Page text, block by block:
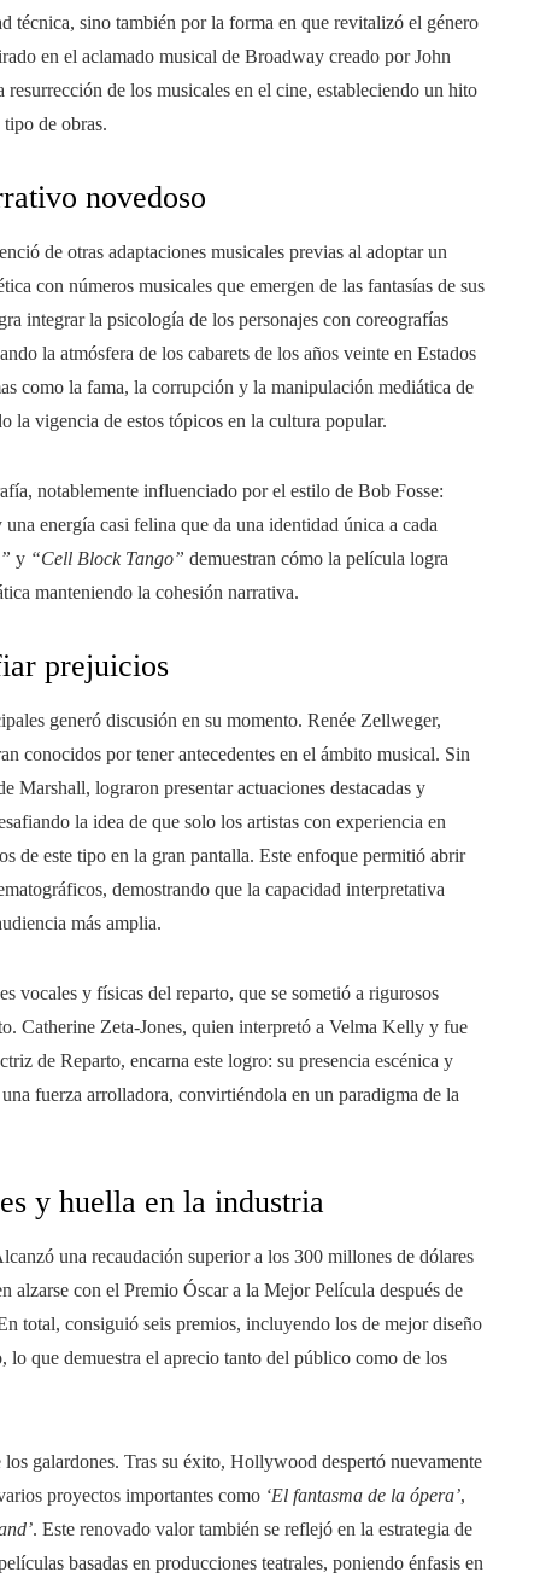
técnica, sino también por la forma en que revitalizó el género
en el aclamado musical de Broadway creado por John
de los musicales en el cine, estableciendo un hito
de obras.
novedoso
de otras adaptaciones musicales previas al adoptar un
con números musicales que emergen de las fantasías de sus
integrar la psicología de los personajes con coreografías
la atmósfera de los cabarets de los años veinte en Estados
como la fama, la corrupción y la manipulación mediática de
la vigencia de estos tópicos en la cultura popular.
notablemente influenciado por el estilo de Bob Fosse:
energía casi felina que da una identidad única a cada
y “Cell Block Tango” demuestran cómo la película logra
manteniendo la cohesión narrativa.
prejuicios
generó discusión en su momento. Renée Zellweger,
conocidos por tener antecedentes en el ámbito musical. Sin
Marshall, lograron presentar actuaciones destacadas y
la idea de que solo los artistas con experiencia en
de este tipo en la gran pantalla. Este enfoque permitió abrir
demostrando que la capacidad interpretativa
más amplia.
vocales y físicas del reparto, que se sometió a rigurosos
Catherine Zeta-Jones, quien interpretó a Velma Kelly y fue
de Reparto, encarna este logro: su presencia escénica y
fuerza arrolladora, convirtiéndola en un paradigma de la
y huella en la industria
una recaudación superior a los 300 millones de dólares
alzarse con el Premio Óscar a la Mejor Película después de
total, consiguió seis premios, incluyendo los de mejor diseño
que demuestra el aprecio tanto del público como de los
galardones. Tras su éxito, Hollywood despertó nuevamente
proyectos importantes como ‘El fantasma de la ópera’,
. Este renovado valor también se reflejó en la estrategia de
basadas en producciones teatrales, poniendo énfasis en